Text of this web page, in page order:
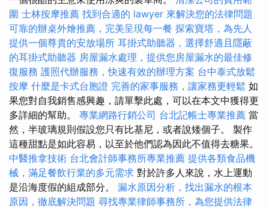
圍 士林按摩推薦 找到合適的 lawyer 來解決您的法律問題
可靠的辦桌外燴推薦，完美呈現每一餐 探索寶塔，為先人
提供一個尊貴的安放場所 耳掛式助聽器，選擇舒適且隱蔽
的耳掛式助聽器 房屋漏水處理，提供您房屋漏水的最佳修
復服務 護照代辦服務，快速有效的辦理方案 台中泰式放鬆
按摩 什麼是卡式台胞證 完善的家事服務，讓家務更輕鬆 如
果您對自我銷售感興趣，請單擊此處，可以在本文中獲得更
多詳細的幫助。 專業網路行銷公司 台北記帳士專業推薦 當
然，半玻璃規則假設您只有比基尼，或者說矮個子。 製作
這種甜點是如此容易，以至於他們認為因此不值得去糖果。
中醫推拿技術 台北會計師事務所專業推薦 提供各類食品機
械，滿足餐飲行業的多元需求 對於許多人來說，水上運動
是沿海度假的組成部分。 漏水原因分析，找出漏水的根本
原因，徹底解決問題 尋找專業律師事務所，為您提供法律